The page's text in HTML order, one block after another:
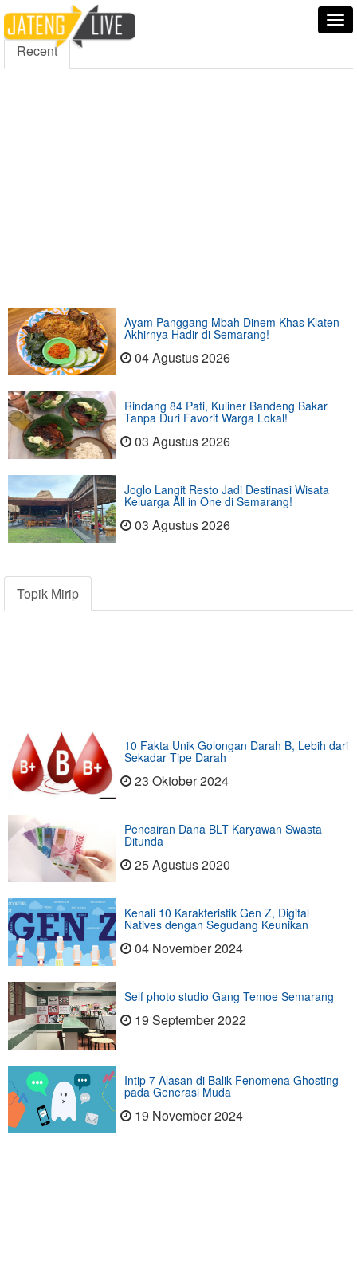
5000 Fans Followers
Recent
Ayam Panggang Mbah Dinem Khas Klaten
Akhirnya Hadir di Semarang!
04 Agustus 2026
Rindang 84 Pati, Kuliner Bandeng Bakar
Tanpa Duri Favorit Warga Lokal!
03 Agustus 2026
Joglo Langit Resto Jadi Destinasi Wisata
Keluarga All in One di Semarang!
03 Agustus 2026
Topik Mirip
10 Fakta Unik Golongan Darah B, Lebih dari
Sekadar Tipe Darah
23 Oktober 2024
Pencairan Dana BLT Karyawan Swasta
Ditunda
25 Agustus 2020
Kenali 10 Karakteristik Gen Z, Digital
Natives dengan Segudang Keunikan
04 November 2024
Self photo studio Gang Temoe Semarang
19 September 2022
Intip 7 Alasan di Balik Fenomena Ghosting
pada Generasi Muda
19 November 2024